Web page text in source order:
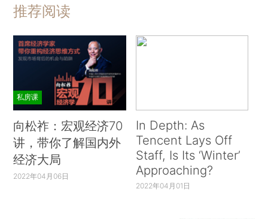
推荐阅读
私房课
向松祚：宏观经济70
讲，带你了解国内外
经济大局
2022年04月06日
In Depth: As
Tencent Lays Off
Staff, Is Its ‘Winter’
Approaching?
2022年04月01日